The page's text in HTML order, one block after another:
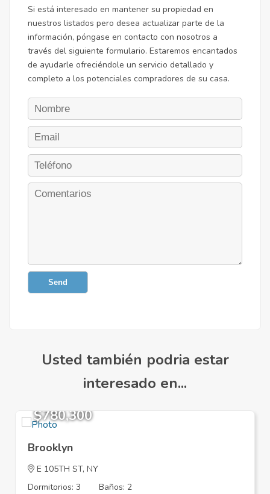
Si está interesado en mantener su propiedad en
nuestros listados pero desea actualizar parte de la
información, póngase en contacto con nosotros a
través del siguiente formulario. Estaremos encantados
de ayudarle ofreciéndole un servicio detallado y
completo a los potenciales compradores de su casa.
Send
Usted también podria estar
interesado en...
$780,300
Brooklyn
E 105TH ST, NY
Dormitorios: 3
Baños: 2